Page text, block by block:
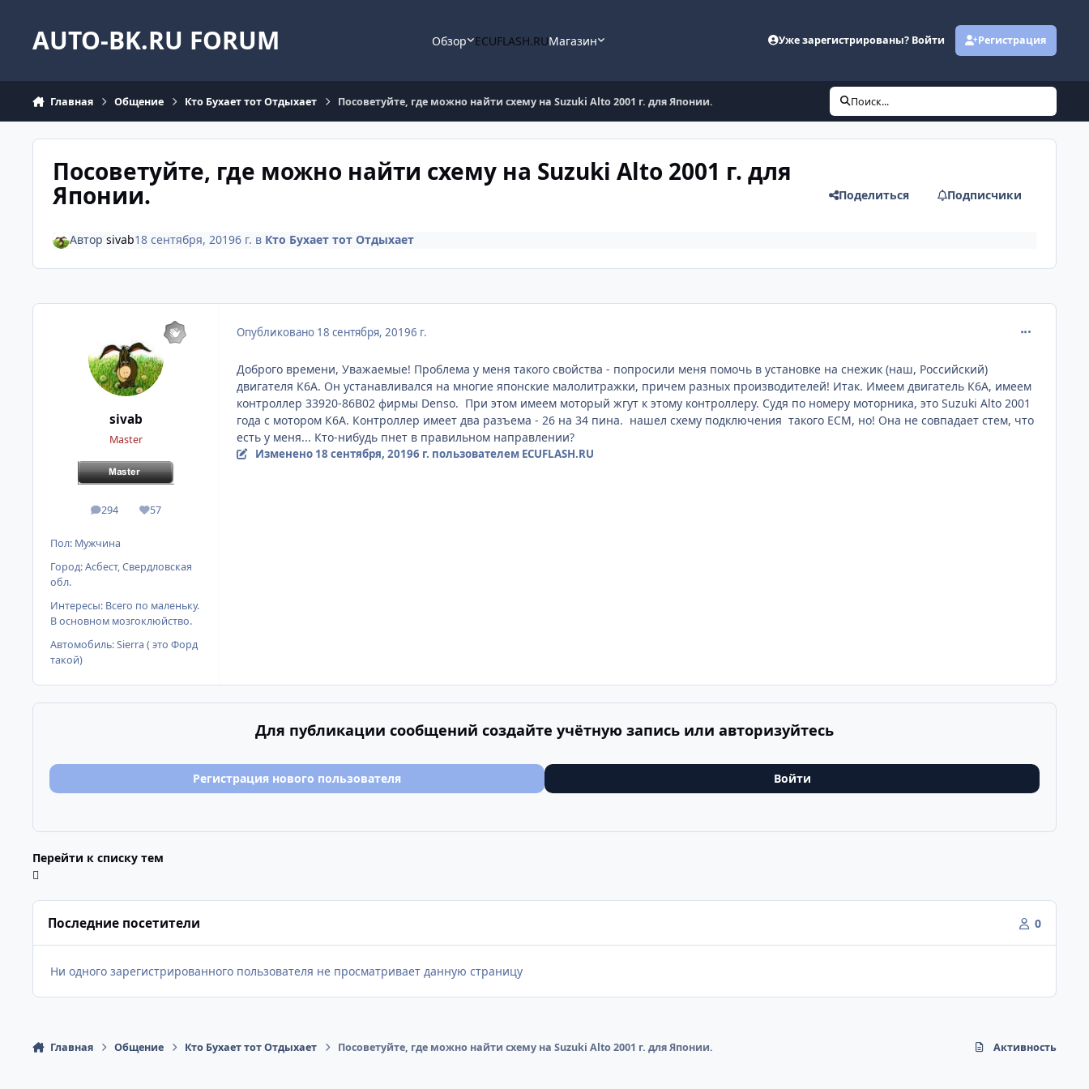
AUTO-BK.RU FORUM Обзор ECUFLASH.RUМагазин Уже зарегистрированы? Войти Регистрация
Главная Общение Кто Бухает тот Отдыхает Посоветуйте, где можно найти схему на Suzuki Alto 2001 г. для Японии. Поиск...
Посоветуйте, где можно найти схему на Suzuki Alto 2001 г. для
Японии. Поделиться Подписчики
Автор sivab18 сентября, 20196 г. в Кто Бухает тот Отдыхает
sivab
Master
294
сообщения
57
Репутация
Пол: Мужчина
Город:Асбест, Свердловская
обл.
Интересы: Всего по маленьку.
В основном мозгоклюйство.
Автомобиль:Sierra ( это Форд
такой)
Опубликовано 18 сентября, 20196 г.
Доброго времени, Уважаемые! Проблема у меня такого свойства - попросили меня помочь в установке на снежик (наш, Российский)
двигателя К6А. Он устанавливался на многие японские малолитражки, причем разных производителей! Итак. Имеем двигатель К6А, имеем
контроллер 33920-86В02 фирмы Denso. При этом имеем моторый жгут к этому контроллеру. Судя по номеру моторника, это Suzuki Alto 2001
года с мотором К6А. Контроллер имеет два разъема - 26 на 34 пина. нашел схему подключения такого ECM, но! Она не совпадает стем, что
есть у меня... Кто-нибудь пнет в правильном направлении?
Изменено 18 сентября, 20196 г. пользователем ECUFLASH.RU
Для публикации сообщений создайте учётную запись или авторизуйтесь
Регистрация нового пользователя Войти
Перейти к списку тем
Последние посетители 0
Ни одного зарегистрированного пользователя не просматривает данную страницу
Главная Общение Кто Бухает тот Отдыхает Посоветуйте, где можно найти схему на Suzuki Alto 2001 г. для Японии. Активность